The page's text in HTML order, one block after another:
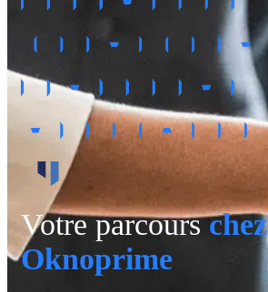
Votre parcourschez
Oknoprime